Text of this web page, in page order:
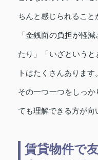
ちんと感じられること
「金銭面の負担が軽
たり」「いざという
トはたくさんあります。
その一つ一つをしっ
ても理解できる方が向
賃貸物件で